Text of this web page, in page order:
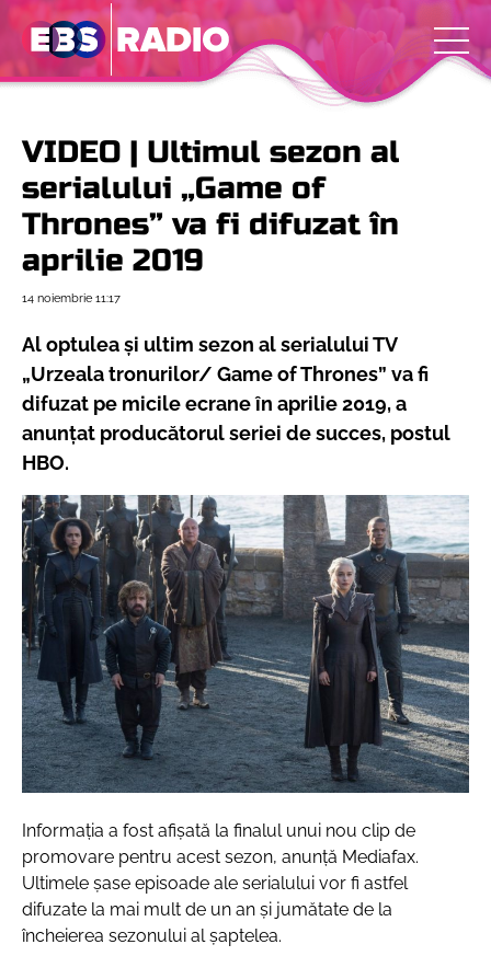
VIDEO | Ultimul sezon al
serialului „Game of
Thrones” va fi difuzat în
aprilie 2019
14 noiembrie 11:17
Al optulea și ultim sezon al serialului TV
„Urzeala tronurilor/ Game of Thrones” va fi
difuzat pe micile ecrane în aprilie 2019, a
anunțat producătorul seriei de succes, postul
HBO.
Informația a fost afișată la finalul unui nou clip de
promovare pentru acest sezon, anunță Mediafax.
Ultimele șase episoade ale serialului vor fi astfel
difuzate la mai mult de un an și jumătate de la
încheierea sezonului al șaptelea.